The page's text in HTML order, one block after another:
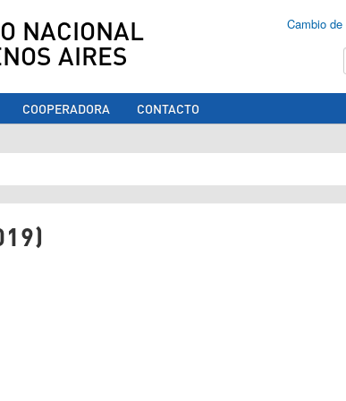
NACIONAL
AIRES
Cambio
COOPERADORA CONTACTO
aquí